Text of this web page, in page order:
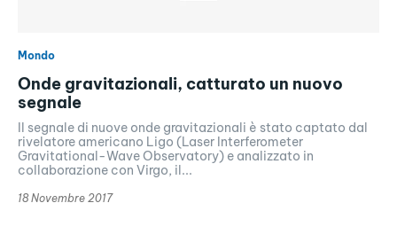
Mondo
Onde gravitazionali, catturato un nuovo
segnale
Il segnale di nuove onde gravitazionali è stato captato dal
rivelatore americano Ligo (Laser Interferometer
Gravitational-Wave Observatory) e analizzato in
collaborazione con Virgo, il...
18 Novembre 2017